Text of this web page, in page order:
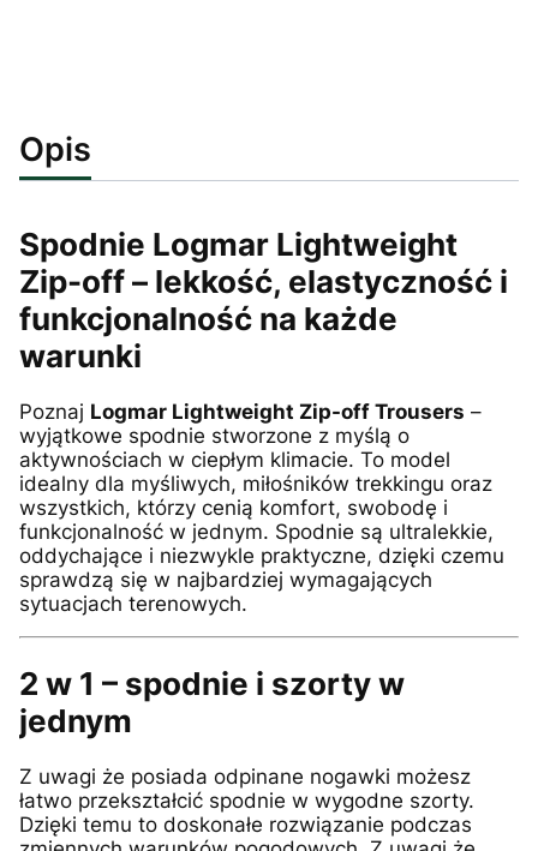
Opis
Spodnie Logmar Lightweight
Zip-off – lekkość, elastyczność i
funkcjonalność na każde
warunki
Poznaj Logmar Lightweight Zip-off Trousers –
wyjątkowe spodnie stworzone z myślą o
aktywnościach w ciepłym klimacie. To model
idealny dla myśliwych, miłośników trekkingu oraz
wszystkich, którzy cenią komfort, swobodę i
funkcjonalność w jednym. Spodnie są ultralekkie,
oddychające i niezwykle praktyczne, dzięki czemu
sprawdzą się w najbardziej wymagających
sytuacjach terenowych.
2 w 1 – spodnie i szorty w
jednym
Z uwagi że posiada odpinane nogawki możesz
łatwo przekształcić spodnie w wygodne szorty.
Dzięki temu to doskonałe rozwiązanie podczas